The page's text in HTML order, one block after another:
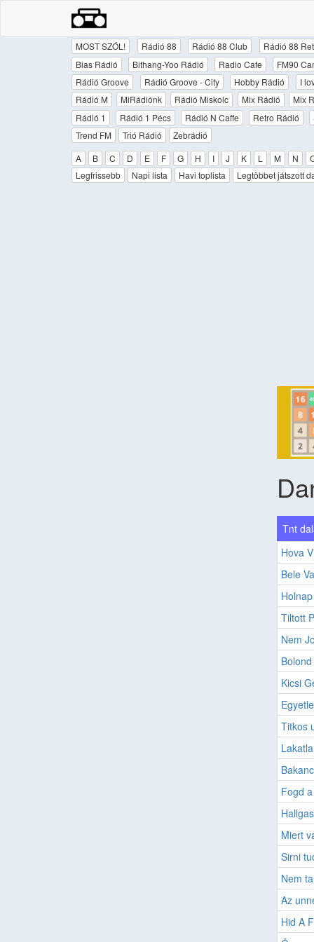
MOST SZÓL! Rádió 88 Rádió 88 Club Rádió 88
Bias Rádió
Bithang-Yoo Rádió Radio Cafe FM90
Rádió Groove
Rádió Groove - City Hobby Rádió I
Rádió M
MiRádiónk Rádió Miskolc Mix Rádió Mix
Rádió 1
Rádió 1 Pécs Rádió N Caffe Retro Rádió
Trend FM
Trió Rádió
Zebrádió
A
B C D E F G H I J K L M N
Legfrissebb
Napi lista Havi toplista Legtöbbet játszott
Tnt
Hova
Bele
Tiltott
Nem
Kicsi
Titkos
Fogd
Miert
Sirni
Nem
Az
Hid A